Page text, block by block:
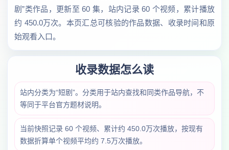
剧”类作品，更新至 60 集，站内记录 60 个视频，累计播放
约 450.0万次。本页汇总可核验的作品数据、收录时间和原
始观看入口。
收录数据怎么读
站内分类为“短剧”。分类用于站内查找和同类作品导航，不
等同于平台官方题材说明。
当前快照记录 60 个视频、累计约 450.0万次播放，按现有
数据折算单个视频平均约 7.5万次播放。